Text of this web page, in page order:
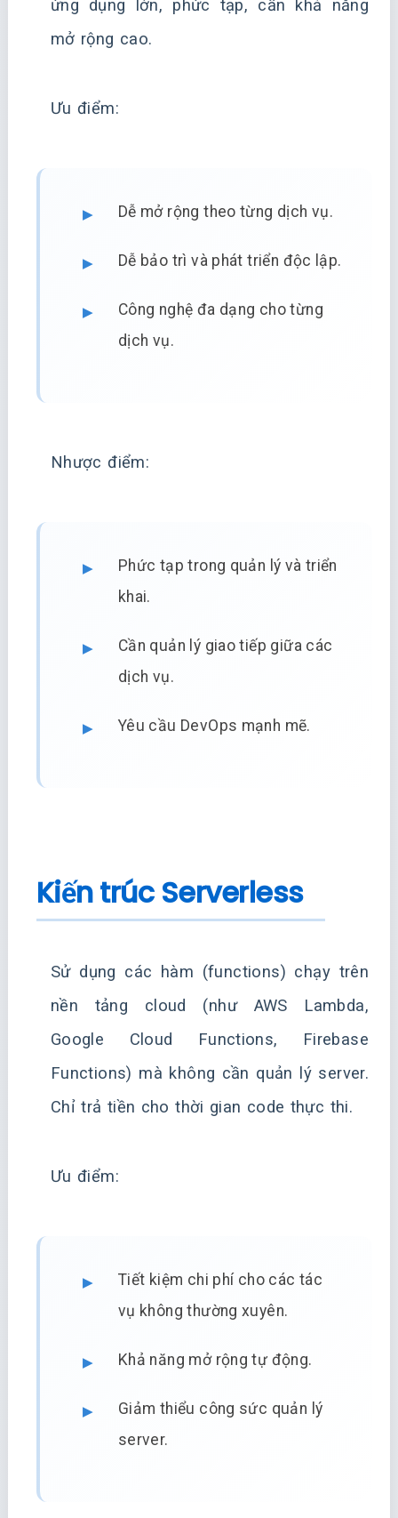
ứng dụng lớn, phức tạp, cần khả năng
mở rộng cao.
Ưu điểm:
Dễ mở rộng theo từng dịch vụ.
Dễ bảo trì và phát triển độc lập.
Công nghệ đa dạng cho từng
dịch vụ.
Nhược điểm:
Phức tạp trong quản lý và triển
khai.
Cần quản lý giao tiếp giữa các
dịch vụ.
Yêu cầu DevOps mạnh mẽ.
Kiến trúc Serverless
Sử dụng các hàm (functions) chạy trên
nền tảng cloud (như AWS Lambda,
Google Cloud Functions, Firebase
Functions) mà không cần quản lý server.
Chỉ trả tiền cho thời gian code thực thi.
Ưu điểm:
Tiết kiệm chi phí cho các tác
vụ không thường xuyên.
Khả năng mở rộng tự động.
Giảm thiểu công sức quản lý
server.